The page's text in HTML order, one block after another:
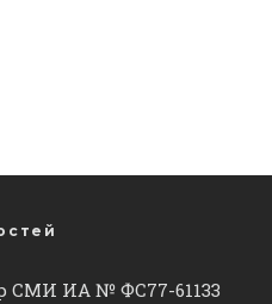
СМИ ИА № ФС77-61133